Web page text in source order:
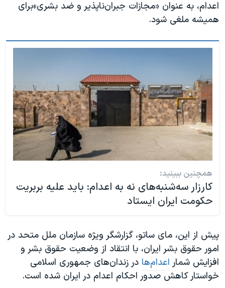
اعدام، به عنوان «مجازات جبران‌ناپذیر و ضد بشری»‌برای
همیشه ملغی شود.
همچنین ببینید:
کارزار سه‌شنبه‌های نه به اعدام: باید علیه بربریت
حکومت ایران ایستاد
پیش از این، مای ساتو، گزارشگر ویژه سازمان ملل متحد در
امور حقوق بشر ایران، با انتقاد از وضعیت حقوق بشر و
افزایش شمار اعدام‌ها در زندان‌های جمهوری اسلامی
خواستار کاهش صدور احکام اعدام در ایران شده است.